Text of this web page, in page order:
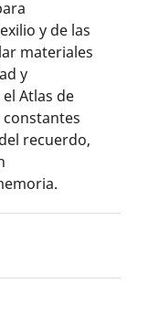
y de las
materiales
y
Atlas de
constantes
recuerdo,